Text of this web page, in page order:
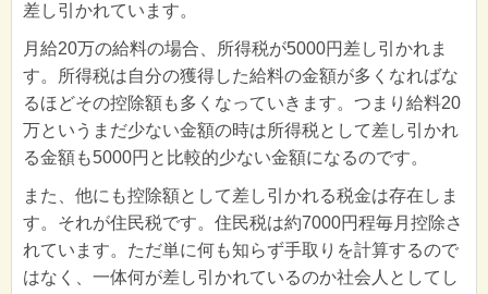
差し引かれています。
月給20万の給料の場合、所得税が5000円差し引かれま
す。所得税は自分の獲得した給料の金額が多くなればな
るほどその控除額も多くなっていきます。つまり給料20
万というまだ少ない金額の時は所得税として差し引かれ
る金額も5000円と比較的少ない金額になるのです。
また、他にも控除額として差し引かれる税金は存在しま
す。それが住民税です。住民税は約7000円程毎月控除さ
れています。ただ単に何も知らず手取りを計算するので
はなく、一体何が差し引かれているのか社会人としてし